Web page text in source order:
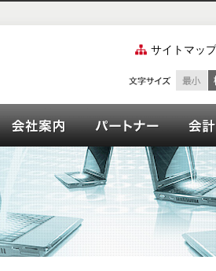
サイトマップ
OPEN21シリーズ導入事例
会社案内 パート